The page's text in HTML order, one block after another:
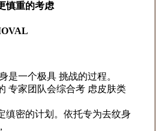
慎重的考虑
是一个极具 挑战的过程。
专家团队会综合考 虑皮肤类
缜密的计划。依托专为去纹身